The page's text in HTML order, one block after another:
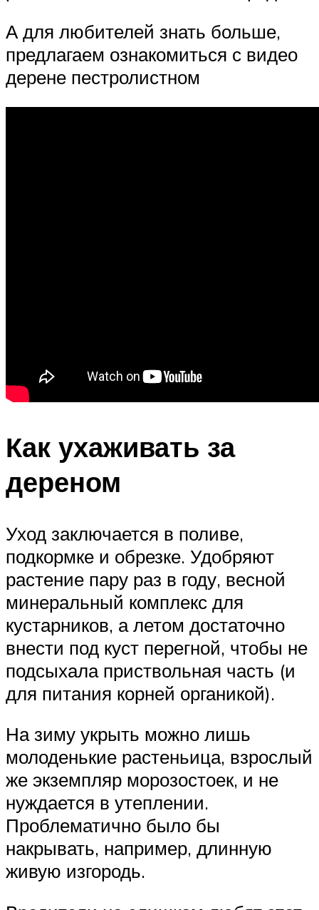
А для любителей знать больше,
предлагаем ознакомиться с видео
дерене пестролистном
Как ухаживать за
дереном
Уход заключается в поливе,
подкормке и обрезке. Удобряют
растение пару раз в году, весной
минеральный комплекс для
кустарников, а летом достаточно
внести под куст перегной, чтобы не
подсыхала приствольная часть (и
для питания корней органикой).
На зиму укрыть можно лишь
молоденькие растеньица, взрослый
же экземпляр морозостоек, и не
нуждается в утеплении.
Проблематично было бы
накрывать, например, длинную
живую изгородь.